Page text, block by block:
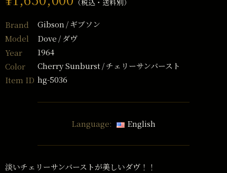
（税込・送料別）
Brand Gibson ギブソン
Model
Dove
ダヴ
Year
1964
Color
Cherry Sunburst チェリーサンバースト
Item ID hg-5036
Language: English
淡いチェリーサンバーストが美しいダヴ！！